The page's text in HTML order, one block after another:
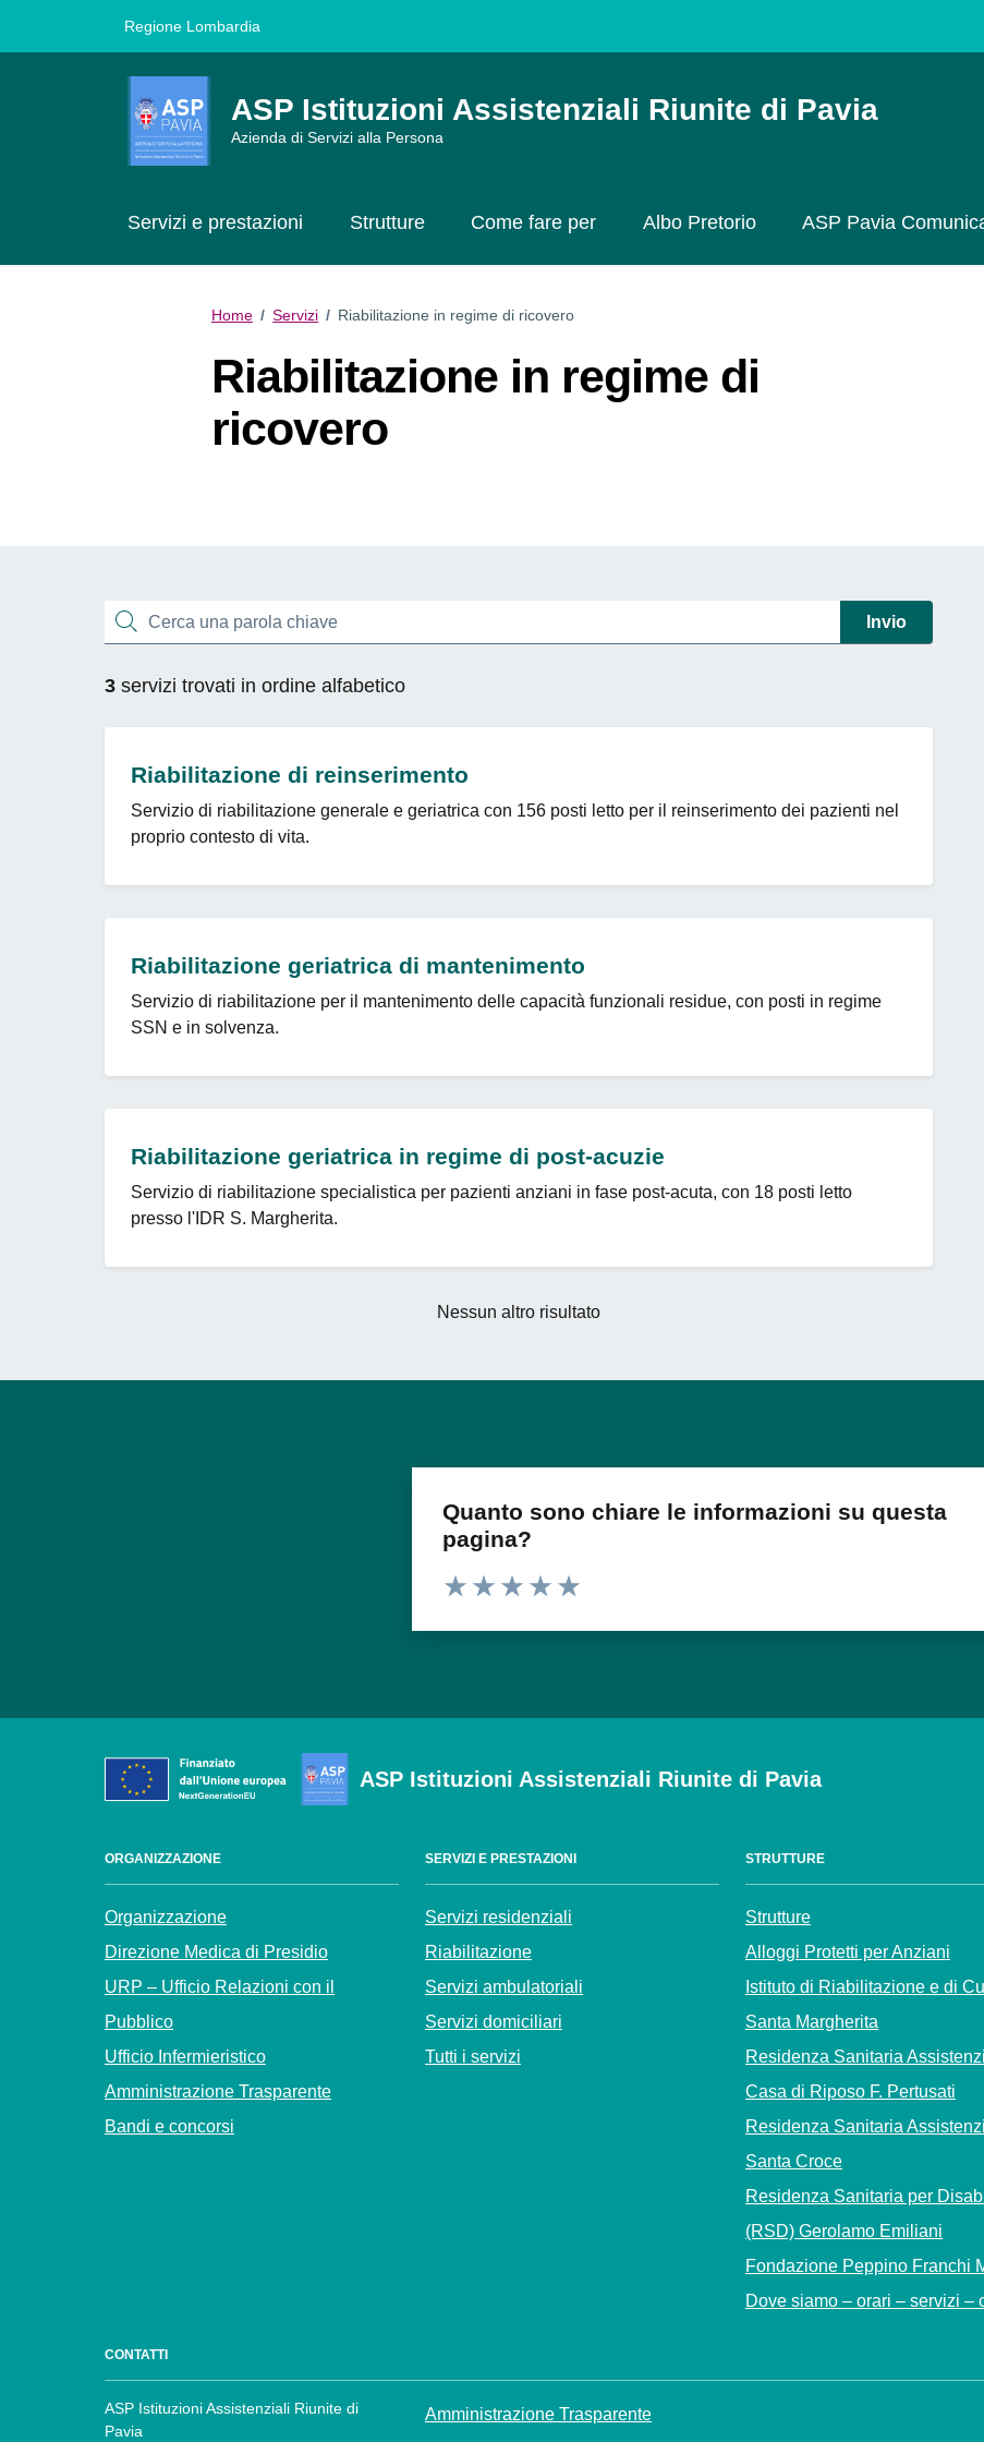
Regione Lombardia
ASP Istituzioni Assistenziali Riunite di Pavia
Azienda di Servizi alla Persona
Servizi e prestazioni Strutture Come fare per Albo Pretorio ASP Pavia
Home / Servizi / Riabilitazione in regime di ricovero
Riabilitazione in regime di
ricovero
Cerca una parola chiave Invio
3 servizi trovati in ordine alfabetico
Riabilitazione di reinserimento
Servizio di riabilitazione generale e geriatrica con 156 posti letto per il reinserimento dei pazienti nel
proprio contesto di vita.
Riabilitazione geriatrica di mantenimento
Servizio di riabilitazione per il mantenimento delle capacità funzionali residue, con posti in regime
SSN e in solvenza.
Riabilitazione geriatrica in regime di post-acuzie
Servizio di riabilitazione specialistica per pazienti anziani in fase post-acuta, con 18 posti letto
presso l'IDR S. Margherita.
Nessun altro risultato
Quanto sono chiare le informazioni su questa
pagina?
ASP Istituzioni Assistenziali Riunite di Pavia
ORGANIZZAZIONE
Organizzazione
Direzione Medica di Presidio
URP – Ufficio Relazioni con il
Pubblico
Ufficio Infermieristico
Amministrazione Trasparente
Bandi e concorsi
SERVIZI E PRESTAZIONI
Servizi residenziali
Riabilitazione
Servizi ambulatoriali
Servizi domiciliari
Tutti i servizi
STRUTTURE
Strutture
Alloggi Protetti per Anziani
Istituto di Riabilitazione e di
Santa Margherita
Residenza Sanitaria
Casa di Riposo F. Pertusati
Residenza Sanitaria
Santa Croce
Residenza Sanitaria per
(RSD) Gerolamo Emiliani
Fondazione Peppino Franchi
Dove siamo – orari – servizi –
CONTATTI
ASP Istituzioni Assistenziali Riunite di
Pavia
Amministrazione Trasparente